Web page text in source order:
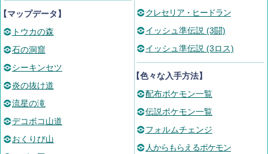
マップデータ】
トウカの森
石の洞窟
シーキンセツ
炎の抜け道
流星の滝
デコボコ山道
おくりび山
クレセリア・ヒードラン
イッシュ準伝説 (3闘)
イッシュ準伝説 (3ロス)
【色々な入手方法】
配布ポケモン一覧
伝説ポケモン一覧
フォルムチェンジ
人からもらえるポケモン